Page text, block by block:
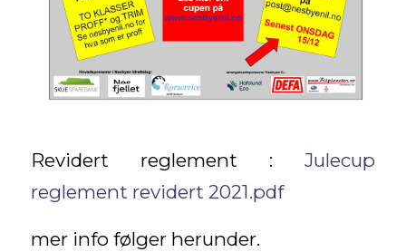
Revidert reglement :Julecup
reglement revidert 2021.pdf
mer info følger herunder.